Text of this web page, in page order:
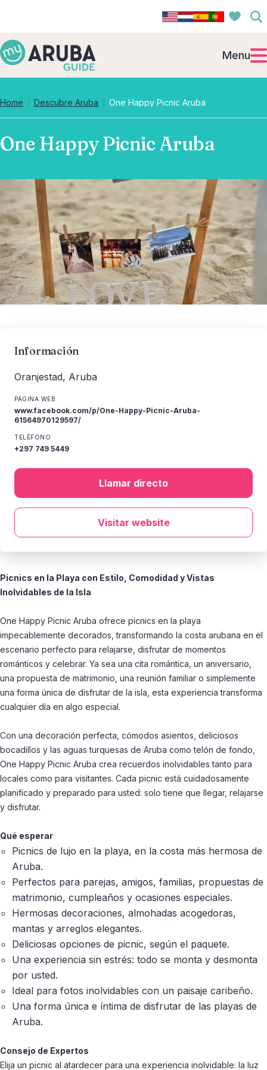
Menu
Home Descubre Aruba One Happy Picnic Aruba
One Happy Picnic Aruba
Picnics en la Playa con Estilo, Comodidad y Vistas
Inolvidables de la Isla
One Happy Picnic Aruba ofrece picnics en la playa
impecablemente decorados, transformando la costa arubana en el
escenario perfecto para relajarse, disfrutar de momentos
románticos y celebrar. Ya sea una cita romántica, un aniversario,
una propuesta de matrimonio, una reunión familiar o simplemente
una forma única de disfrutar de la isla, esta experiencia transforma
cualquier día en algo especial.
Con una decoración perfecta, cómodos asientos, deliciosos
bocadillos y las aguas turquesas de Aruba como telón de fondo,
One Happy Picnic Aruba crea recuerdos inolvidables tanto para
locales como para visitantes. Cada picnic está cuidadosamente
planificado y preparado para usted: solo tiene que llegar, relajarse
y disfrutar.
Qué esperar
Picnics de lujo en la playa, en la costa más hermosa de
Aruba.
Perfectos para parejas, amigos, familias, propuestas de
matrimonio, cumpleaños y ocasiones especiales.
Hermosas decoraciones, almohadas acogedoras,
mantas y arreglos elegantes.
Deliciosas opciones de picnic, según el paquete.
Una experiencia sin estrés: todo se monta y desmonta
por usted.
Ideal para fotos inolvidables con un paisaje caribeño.
Una forma única e íntima de disfrutar de las playas de
Aruba.
Consejo de Expertos
Elija un picnic al atardecer para una experiencia inolvidable: la luz
Información
Oranjestad, Aruba
PÁGINA WEB
www.facebook.com/p/One-Happy-Picnic-Aruba-
61564970129597/
TELÉFONO
+297 749 5449
Llamar directo
Visitar website